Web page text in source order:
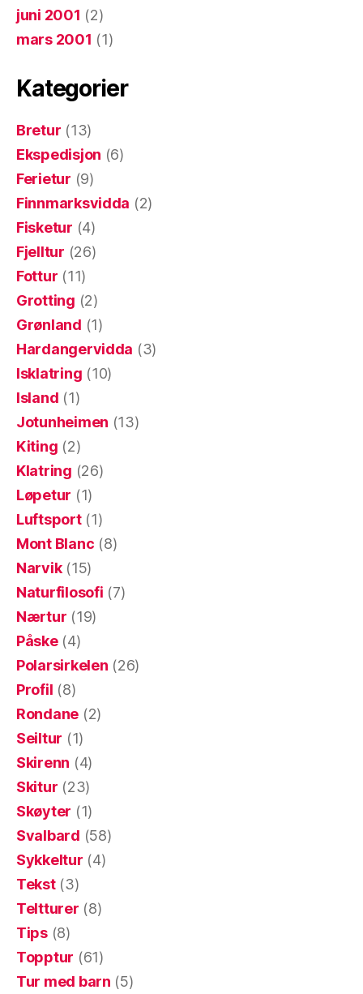
juni 2001 (2)
mars 2001 (1)
Kategorier
Bretur (13)
Ekspedisjon (6)
Ferietur (9)
Finnmarksvidda (2)
Fisketur (4)
Fjelltur (26)
Fottur (11)
Grotting (2)
Grønland (1)
Hardangervidda (3)
Isklatring (10)
Island (1)
Jotunheimen (13)
Kiting (2)
Klatring (26)
Løpetur (1)
Luftsport(1)
Mont Blanc (8)
Narvik(15)
Naturfilosofi (7)
Nærtur (19)
Påske(4)
Polarsirkelen (26)
Profil (8)
Rondane (2)
Seiltur (1)
Skirenn (4)
Skitur (23)
Skøyter (1)
Svalbard (58)
Sykkeltur (4)
Tekst(3)
Teltturer (8)
Tips(8)
Topptur (61)
Tur med barn (5)